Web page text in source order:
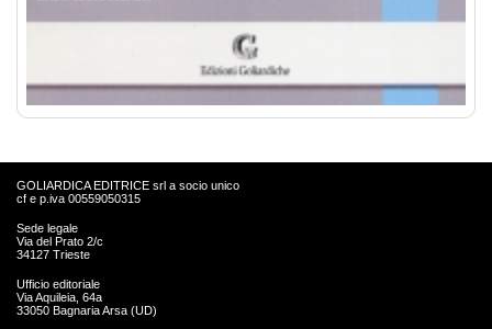
GOLIARDICA EDITRICE srl a socio unico
cf e p.iva 00559050315
Sede legale
Via del Prato 2/c
34127 Trieste
Ufficio editoriale
Via Aquileia, 64a
33050 Bagnaria Arsa (UD)